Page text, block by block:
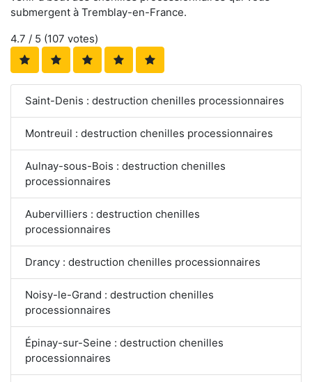
submergent à Tremblay-en-France.
4.7 / 5 (107 votes)
Saint-Denis : destruction chenilles processionnaires
Montreuil : destruction chenilles processionnaires
Aulnay-sous-Bois : destruction chenilles
processionnaires
Aubervilliers : destruction chenilles
processionnaires
Drancy : destruction chenilles processionnaires
Noisy-le-Grand : destruction chenilles
processionnaires
Épinay-sur-Seine : destruction chenilles
processionnaires